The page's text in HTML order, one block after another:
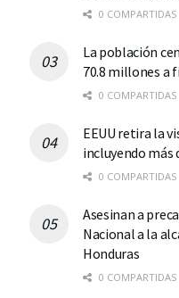
0 COMPARTIDAS
La población
70.8 millones a
0 COMPARTIDAS
EEUU retira la
incluyendo más
0 COMPARTIDAS
Asesinan a
Nacional a la
Honduras
0 COMPARTIDAS